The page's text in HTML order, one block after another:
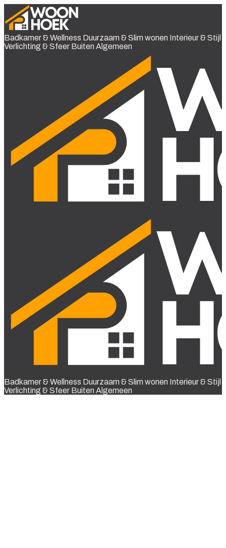
Badkamer & Wellness Duurzaam & Slim wonen Interieur & Stijl
Verlichting & Sfeer Buiten Algemeen
Badkamer & Wellness Duurzaam & Slim wonen Interieur & Stijl
Verlichting & Sfeer Buiten Algemeen